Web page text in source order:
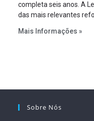
completa seis anos. A
das mais relevantes
serviços, ampliar a
Mais Informações »
Sobre Nós